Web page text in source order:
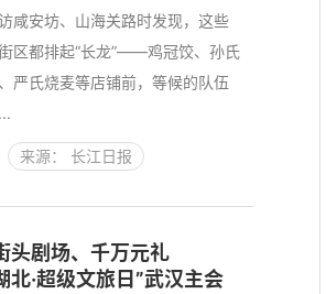
咸安坊、山海关路时发现，这些
区都排起“长龙”——鸡冠饺、孙氏
严氏烧麦等店铺前，等候的队伍
来源： 长江日报
头剧场、千万元礼
·超级文旅日”武汉主会